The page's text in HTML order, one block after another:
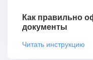
Как правильно
документы
Читать инструкцию